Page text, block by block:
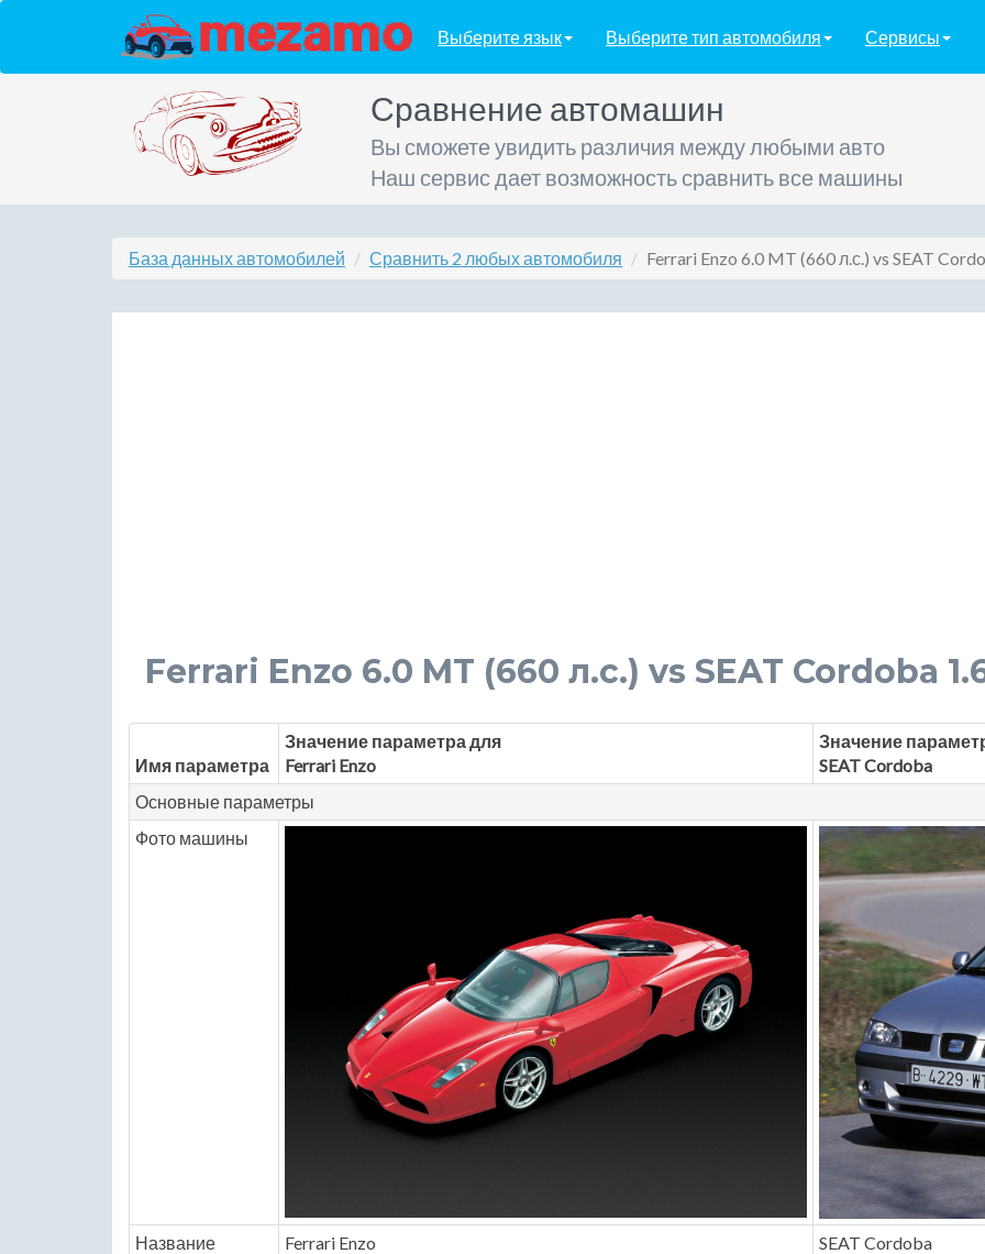
Выберите язык Выберите тип автомобиля Сервисы
Сравнение автомашин
Вы сможете увидить различия между любыми авто
Наш сервис дает возможность сравнить все машины
База данных автомобилей Сравнить 2 любых автомобиля Ferrari Enzo 6.0 MT (660 л.с.) vs SEAT
Ferrari Enzo 6.0 MT (660 л.с.) vs SEAT Cordoba
Имя параметра
Значение параметра для
Ferrari Enzo
Значение
SEAT Cordoba
Основные параметры
Фото машины
Название
Ferrari Enzo SEAT Cordoba